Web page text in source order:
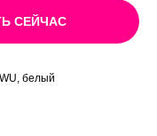
СЕЙЧАС
белый